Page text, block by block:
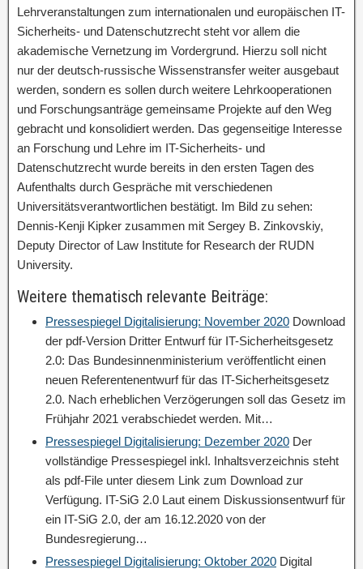
Lehrveranstaltungen zum internationalen und europäischen IT-
Sicherheits- und Datenschutzrecht steht vor allem die
akademische Vernetzung im Vordergrund. Hierzu soll nicht
nur der deutsch-russische Wissenstransfer weiter ausgebaut
werden, sondern es sollen durch weitere Lehrkooperationen
und Forschungsanträge gemeinsame Projekte auf den Weg
gebracht und konsolidiert werden. Das gegenseitige Interesse
an Forschung und Lehre im IT-Sicherheits- und
Datenschutzrecht wurde bereits in den ersten Tagen des
Aufenthalts durch Gespräche mit verschiedenen
Universitätsverantwortlichen bestätigt. Im Bild zu sehen:
Dennis-Kenji Kipker zusammen mit Sergey B. Zinkovskiy,
Deputy Director of Law Institute for Research der RUDN
University.
Weitere thematisch relevante Beiträge:
Pressespiegel Digitalisierung: November 2020 Download
der pdf-Version Dritter Entwurf für IT-Sicherheitsgesetz
2.0: Das Bundesinnenministerium veröffentlicht einen
neuen Referentenentwurf für das IT-Sicherheitsgesetz
2.0. Nach erheblichen Verzögerungen soll das Gesetz im
Frühjahr 2021 verabschiedet werden. Mit…
Pressespiegel Digitalisierung: Dezember 2020 Der
vollständige Pressespiegel inkl. Inhaltsverzeichnis steht
als pdf-File unter diesem Link zum Download zur
Verfügung. IT-SiG 2.0 Laut einem Diskussionsentwurf für
ein IT-SiG 2.0, der am 16.12.2020 von der
Bundesregierung…
Pressespiegel Digitalisierung: Oktober 2020 Digital